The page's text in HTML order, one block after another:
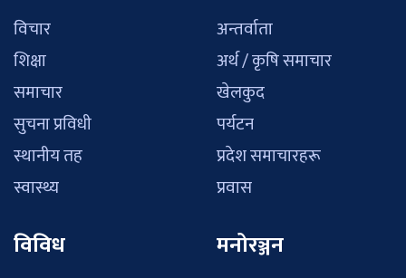
विचार
शिक्षा
समाचार
सुचना प्रविधी
स्थानीय तह
स्वास्थ्य
अन्तर्वाता
अर्थ / कृषि समाचार
खेलकुद
पर्यटन
प्रदेश समाचारहरू
प्रवास
विविध मनोरञ्जन